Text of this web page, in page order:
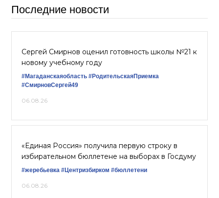
Последние новости
Сергей Смирнов оценил готовность школы №21 к
новому учебному году
#Магаданскаяобласть #РодительскаяПриемка
#СмирновСергей49
06.08.26
«Единая Россия» получила первую строку в
избирательном бюллетене на выборах в Госдуму
#жеребьевка #Центризбирком #бюллетени
06.08.26